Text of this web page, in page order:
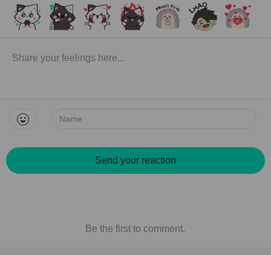
Name:
Send your reaction
Be the first to comment.